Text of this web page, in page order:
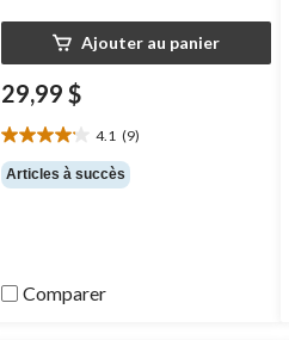
Ajouter au panier
29,99 $
4.1 (9)
4.1
étoile(s)
sur
Articles à succès
Comparer